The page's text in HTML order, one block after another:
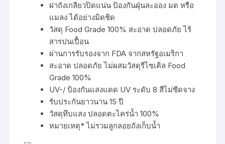
ฝาถังเกลียวปิดแน่น ป้องกันฝุ่นละออง มด หรือ
แมลง ได้อย่างมิดชิด
วัสดุ Food Grade 100% สะอาด ปลอดภัย ไร้
สารปนเปื้อน
ผ่านการรับรองจาก FDA จากสหรัฐอเมริกา
สะอาด ปลอดภัย ไม่ผสมวัสดุรีไซเคิล Food
Grade 100%
UV-/ ป้องกันแสงแดด UV ระดับ 8 สีไม่ซีดจาง
รับประกันยาวนาน 15 ปี
วัสดุทึบแสง ปลอดตะไคร่น้ำ 100%
หมายเหตุ* ไม่รวมลูกลอยถังเก็บน้ำ